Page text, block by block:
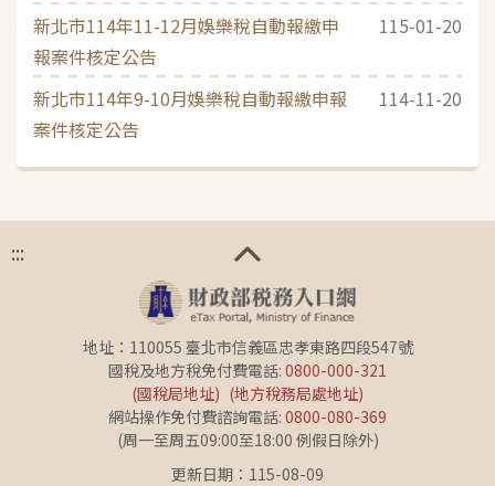
新北市114年11-12月娛樂稅自動報繳申
報案件核定公告
115-01-20
新北市114年9-10月娛樂稅自動報繳申報
案件核定公告
114-11-20
:::
地址：110055 臺北市信義區忠孝東路四段547號
國稅及地方稅免付費電話: 0800-000-321
(國稅局地址) (地方稅務局處地址)
網站操作免付費諮詢電話: 0800-080-369
(周一至周五09:00至18:00 例假日除外)
更新日期：115-08-09